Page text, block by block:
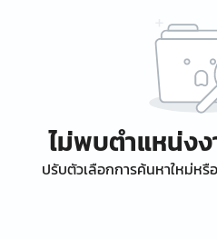
ไม่พบตำแหน่ง
ปรับตัวเลือกการค้นหาใหม่ห